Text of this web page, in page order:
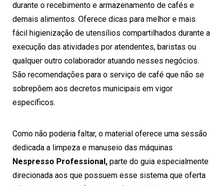
durante o recebimento e armazenamento de cafés e
demais alimentos. Oferece dicas para melhor e mais
fácil higienização de utensílios compartilhados durante a
execução das atividades por atendentes, baristas ou
qualquer outro colaborador atuando nesses negócios.
São recomendações para o serviço de café que não se
sobrepõem aos decretos municipais em vigor
específicos.
Como não poderia faltar, o material oferece uma sessão
dedicada a limpeza e manuseio das máquinas
Nespresso Professional, parte do guia especialmente
direcionada aos que possuem esse sistema que oferta